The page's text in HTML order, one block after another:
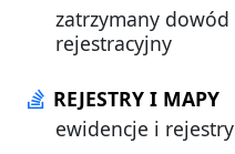
zatrzymany dowód
rejestracyjny
REJESTRY I MAPY
ewidencje i rejestry